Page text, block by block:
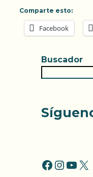
Comparte esto:
Facebook
Buscador
X